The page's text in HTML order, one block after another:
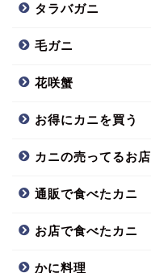
タラバガニ
毛ガニ
花咲蟹
お得にカニを買う
カニの売ってるお店
通販で食べたカニ
お店で食べたカニ
かに料理